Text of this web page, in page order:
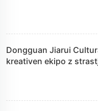
Dongguan Jiarui
kreativen ekipo z